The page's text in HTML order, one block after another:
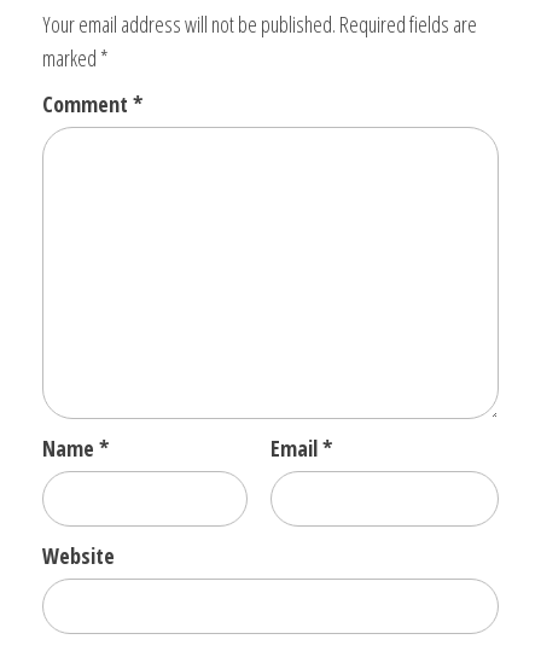
Your email address will not be published. Required fields are
marked *
Comment *
Name * Email*
Website